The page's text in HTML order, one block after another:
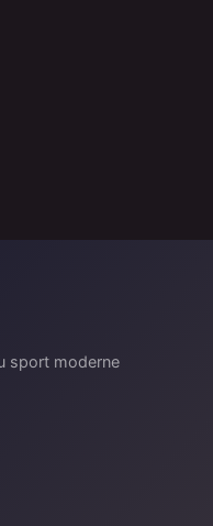
sport moderne